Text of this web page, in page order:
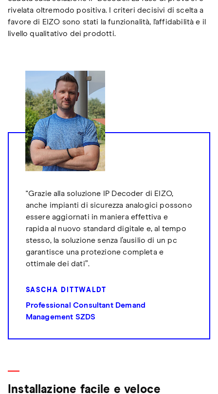
rivelata oltremodo positiva. I criteri decisivi di scelta a
favore di EIZO sono stati la funzionalità, l'affidabilità e il
livello qualitativo dei prodotti.
"Grazie alla soluzione IP Decoder di EIZO,
anche impianti di sicurezza analogici possono
essere aggiornati in maniera effettiva e
rapida al nuovo standard digitale e, al tempo
stesso, la soluzione senza l’ausilio di un pc
garantisce una protezione completa e
ottimale dei dati”.
SASCHA DITTWALDT
Professional Consultant Demand
Management SZDS
Installazione facile e veloce